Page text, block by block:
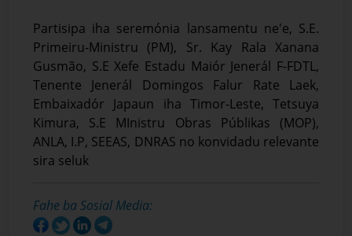
Partisipa iha seremónia lansamentu ne'e, S.E.
Primeiru-Ministru (PM), Sr. Kay Rala Xanana
Gusmão, S.E Xefe Estadu Maiór Jenerál F-FDTL,
Tenente Jenerál Domingos Falur Rate Laek,
Embaixadór Japaun iha Timor-Leste, Tetsuya
Kimura, S.E MInistru Obras Públikas (MOP),
ANLA, I.P, SEEAS, DNRAS no konvidadu relevante
sira seluk
Fahe ba Sosial Media: